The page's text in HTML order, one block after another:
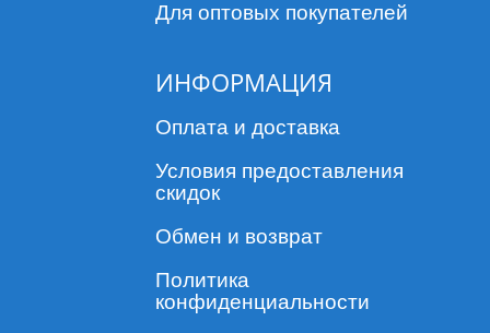
Для оптовых покупателей
ИНФОРМАЦИЯ
Оплата и доставка
Условия предоставления
скидок
Обмен и возврат
Политика
конфиденциальности